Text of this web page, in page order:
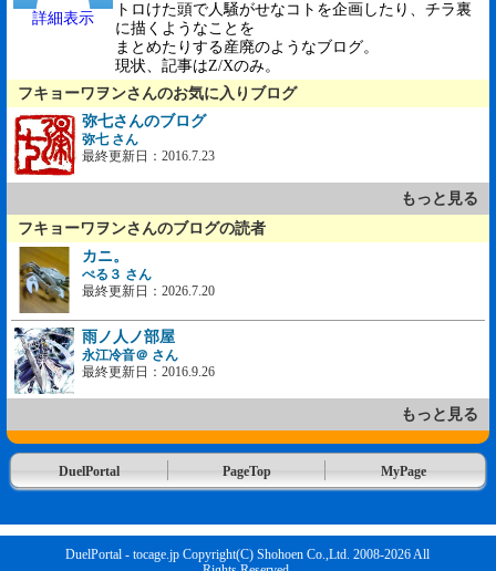
詳細表示
トロけた頭で人騒がせなコトを企画したり、チラ裏
に描くようなことを
まとめたりする産廃のようなブログ。
現状、記事はZ/Xのみ。
フキョーワヲンさんのお気に入りブログ
弥七さんのブログ
弥七 さん
最終更新日：2016.7.23
もっと見る
フキョーワヲンさんのブログの読者
カニ。
ぺる３ さん
最終更新日：2026.7.20
雨ノ人ノ部屋
永江冷音＠ さん
最終更新日：2016.9.26
もっと見る
DuelPortal PageTop MyPage
DuelPortal - tocage.jp Copyright(C) Shohoen Co.,Ltd. 2008-2026 All